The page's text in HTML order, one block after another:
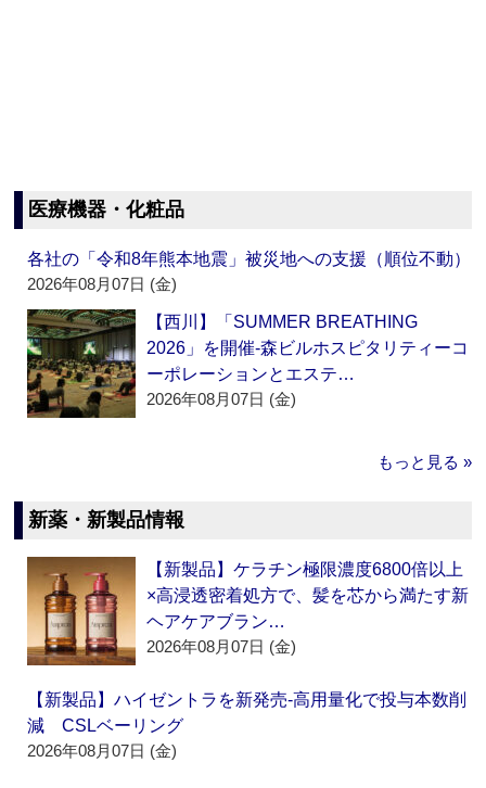
医療機器・化粧品
各社の「令和8年熊本地震」被災地への支援（順位不動）
2026年08月07日 (金)
【西川】「SUMMER BREATHING
2026」を開催‐森ビルホスピタリティーコ
ーポレーションとエステ…
2026年08月07日 (金)
もっと見る »
新薬・新製品情報
【新製品】ケラチン極限濃度6800倍以上
×高浸透密着処方で、髪を芯から満たす新
ヘアケアブラン…
2026年08月07日 (金)
【新製品】ハイゼントラを新発売‐高用量化で投与本数削
減 CSLベーリング
2026年08月07日 (金)